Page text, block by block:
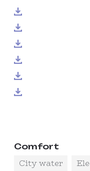
Comfort
City water